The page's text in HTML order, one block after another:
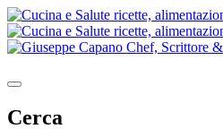
Cerca